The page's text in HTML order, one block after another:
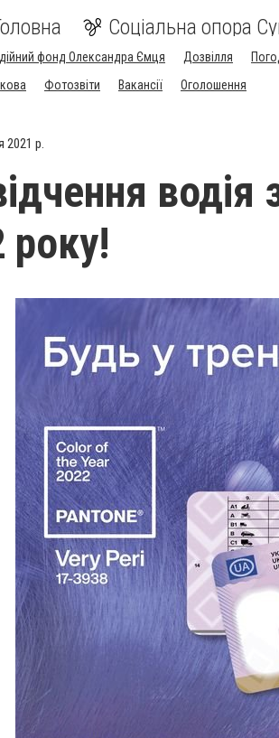
Соціальна опора
фонд Олександра Ємця Дозвілля
Фотозвіти Вакансії Оголошення
2021 р.
року!